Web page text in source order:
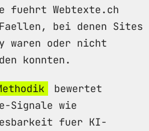
fuehrt Webtexte.ch
bei denen Sites
waren oder nicht
konnten.
bewertet
Signale wie
fuer KI-